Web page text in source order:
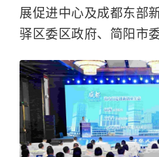
展促进中心及成都东部
驿区委区政府、简阳市